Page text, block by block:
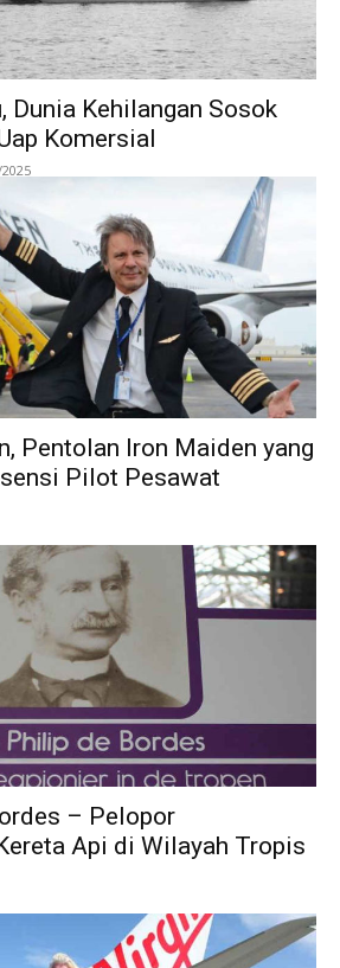
Dunia Kehilangan Sosok
Komersial
Pentolan Iron Maiden yang
Pilot Pesawat
– Pelopor
Api di Wilayah Tropis